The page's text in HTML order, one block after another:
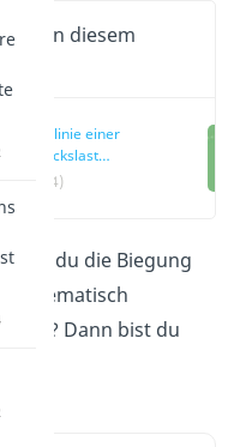
in diesem
Biegelinie einer
Dreieckslast
bestimmen
(00:14)
wie du die Biegung
mathematisch
Dann bist du